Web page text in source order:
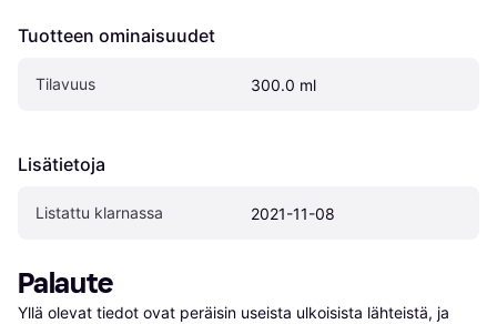
Tuotteen ominaisuudet
Tilavuus 300.0 ml
Lisätietoja
Listattu klarnassa 2021-11-08
Palaute
Yllä olevat tiedot ovat peräisin useista ulkoisista lähteistä, ja